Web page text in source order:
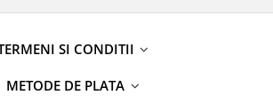
SI CONDITII
METODE DE PLATA